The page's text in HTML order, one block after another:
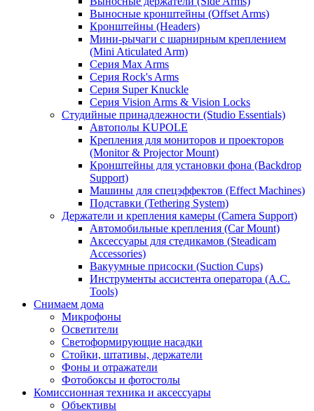
Выносные кронштейны (Offset Arms)
Кронштейны (Headers)
Мини-рычаги с шарнирным креплением
(Mini Aticulated Arm)
Серия Max Arms
Серия Rock's Arms
Серия Super Knuckle
Серия Vision Arms & Vision Locks
Студийные принадлежности (Studio Essentials)
Автополы KUPOLE
Крепления для мониторов и проекторов
(Monitor & Projector Mount)
Кронштейны для установки фона (Backdrop
Support)
Машины для спецэффектов (Effect Machines)
Подставки (Tethering System)
Держатели и крепления камеры (Camera Support)
Автомобильные крепления (Car Mount)
Аксессуары для стедикамов (Steadicam
Accessories)
Вакуумные присоски (Suction Cups)
Инструменты ассистента оператора (A.C.
Tools)
Снимаем дома
Микрофоны
Осветители
Светоформирующие насадки
Стойки, штативы, держатели
Фоны и отражатели
Фотобоксы и фотостолы
Комиссионная техника и аксессуары
Объективы